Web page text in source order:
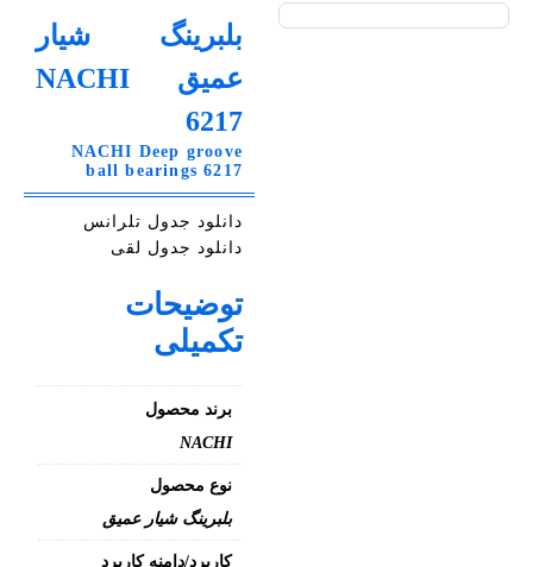
بلبرینگ شیار
عمیق NACHI
6217
NACHI Deep groove
ball bearings 6217
دانلود جدول تلرانس
دانلود جدول لقی
توضیحات
تکمیلی
برند محصول
NACHI
نوع محصول
بلبرینگ شیار عمیق
کاربرد/دامنه کاربرد